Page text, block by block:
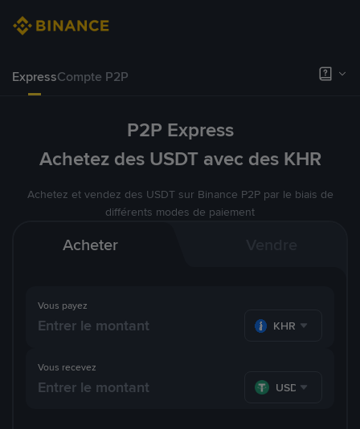
ExpressCompte P2P
P2P Express
Achetez des USDT avec des KHR
Achetez et vendez des USDT sur Binance P2P par le biais de
différents modes de paiement
Acheter
Vous payez
KHR
Vous recevez
USDT